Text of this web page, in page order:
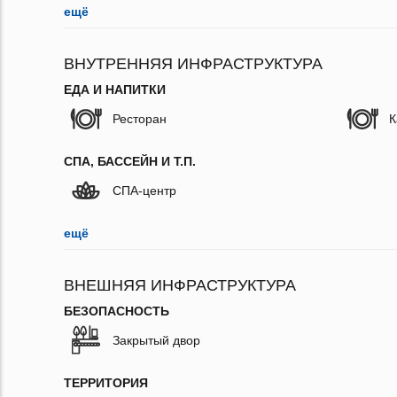
ещё
ВНУТРЕННЯЯ ИНФРАСТРУКТУРА
ЕДА И НАПИТКИ
Ресторан
СПА, БАССЕЙН И Т.П.
СПА-центр
ещё
ВНЕШНЯЯ ИНФРАСТРУКТУРА
БЕЗОПАСНОСТЬ
Закрытый двор
ТЕРРИТОРИЯ